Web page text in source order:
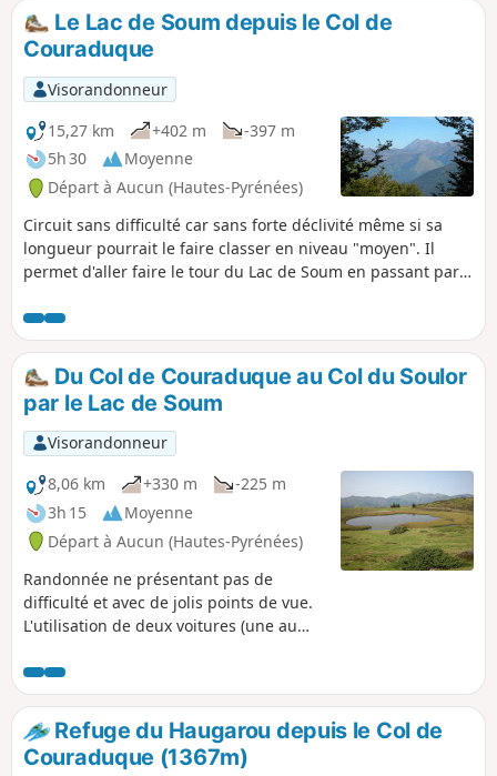
Le Lac de Soum depuis le Col de
Couraduque
Visorandonneur
15,27 km
+402 m
-397 m
5h 30
Moyenne
Départ à Aucun (Hautes-Pyrénées)
Circuit sans difficulté car sans forte déclivité même si sa
longueur pourrait le faire classer en niveau "moyen". Il
permet d'aller faire le tour du Lac de Soum en passant par
cabane de Cantau. Une pause pique-nique aux abords du
lac rendra ce circuit encore plus accessible.
Du Col de Couraduque au Col du Soulor
par le Lac de Soum
Visorandonneur
8,06 km
+330 m
-225 m
3h 15
Moyenne
Départ à Aucun (Hautes-Pyrénées)
Randonnée ne présentant pas de
difficulté et avec de jolis points de vue.
L'utilisation de deux voitures (une au
de rendre cette randonnée accessible à
tous. Sinon, le retour peut se faire par le
même itinéraire en sens inverse.
Refuge du Haugarou depuis le Col de
Couraduque (1367m)